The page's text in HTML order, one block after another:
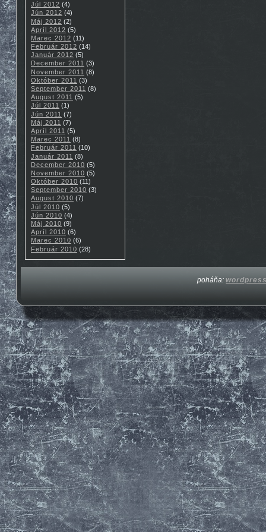
Júl 2012 (4)
Jún 2012 (4)
Máj 2012 (2)
Apríl 2012 (5)
Marec 2012 (11)
Február 2012 (14)
Január 2012 (5)
December 2011 (3)
November 2011 (8)
Október 2011 (3)
September 2011 (8)
August 2011 (5)
Júl 2011 (1)
Jún 2011 (7)
Máj 2011 (7)
Apríl 2011 (5)
Marec 2011 (8)
Február 2011 (10)
Január 2011 (8)
December 2010 (5)
November 2010 (5)
Október 2010 (11)
September 2010 (3)
August 2010 (7)
Júl 2010 (5)
Jún 2010 (4)
Máj 2010 (9)
Apríl 2010 (6)
Marec 2010 (6)
Február 2010 (28)
poháňa: